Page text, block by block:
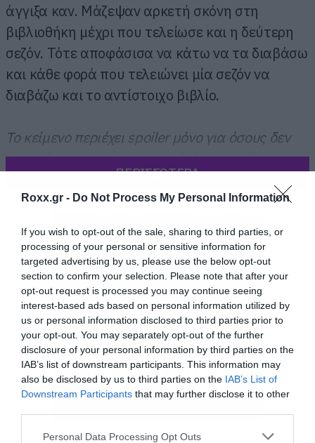
Roxx.gr - Do Not Process My Personal Information
If you wish to opt-out of the sale, sharing to third parties, or
processing of your personal or sensitive information for
targeted advertising by us, please use the below opt-out
section to confirm your selection. Please note that after your
opt-out request is processed you may continue seeing
interest-based ads based on personal information utilized by
us or personal information disclosed to third parties prior to
your opt-out. You may separately opt-out of the further
disclosure of your personal information by third parties on the
IAB’s list of downstream participants. This information may
also be disclosed by us to third parties on the IAB’s List of
Downstream Participants that may further disclose it to other
Please note that this website/app uses one or more Google
Personal Data Processing Opt Outs
άγγιξα καν. Μάζεψαν αρκετή σκόνη στη
βιβλιοθήκη μέχρι που τελείωσε και η δεύτερη
σεζόν. Τότε αποφάσισα να κάτω να τα διαβάσω
και κάθε φορά που τελειώνει μία σεζόν να
διαβάζω και το αντίστοιχο βιβλίο.
Το κείμενο περιέχει spoiler μόνο για όσους δεν
έχουν δει την πρώτη και τη δεύτερη σεζόν.
ΠΕΡΙΣΣΟΤΕΡΑ